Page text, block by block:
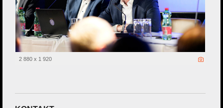
2 880 x 1 920